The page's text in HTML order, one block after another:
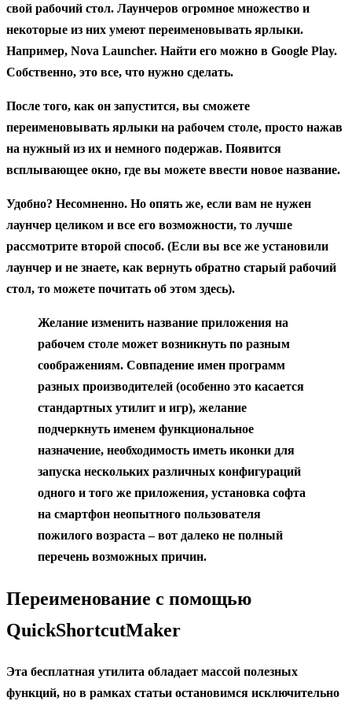
свой рабочий стол. Лаунчеров огромное множество и
некоторые из них умеют переименовывать ярлыки.
Например, Nova Launcher. Найти его можно в Google Play.
Собственно, это все, что нужно сделать.
После того, как он запустится, вы сможете
переименовывать ярлыки на рабочем столе, просто нажав
на нужный из их и немного подержав. Появится
всплывающее окно, где вы можете ввести новое название.
Удобно? Несомненно. Но опять же, если вам не нужен
лаунчер целиком и все его возможности, то лучше
рассмотрите второй способ. (Если вы все же установили
лаунчер и не знаете, как вернуть обратно старый рабочий
стол, то можете почитать об этом здесь).
Желание изменить название приложения на
рабочем столе может возникнуть по разным
соображениям. Совпадение имен программ
разных производителей (особенно это касается
стандартных утилит и игр), желание
подчеркнуть именем функциональное
назначение, необходимость иметь иконки для
запуска нескольких различных конфигураций
одного и того же приложения, установка софта
на смартфон неопытного пользователя
пожилого возраста – вот далеко не полный
перечень возможных причин.
Переименование с помощью
QuickShortcutMaker
Эта бесплатная утилита обладает массой полезных
функций, но в рамках статьи остановимся исключительно